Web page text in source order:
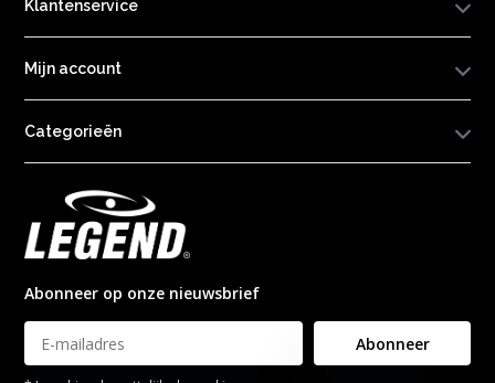
Klantenservice
Mijn account
Categorieën
Abonneer op onze nieuwsbrief
Abonneer